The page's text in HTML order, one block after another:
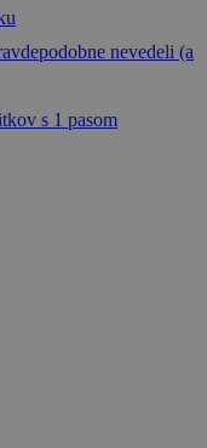
nevedeli (a
s 1 pasom